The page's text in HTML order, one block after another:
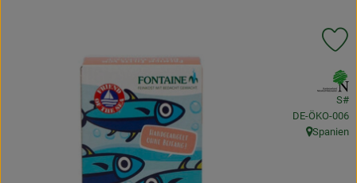
Regionales
Frischetheke
Natukostwaren
, Verband:
S#
, Kontrollstelle:
DE-ÖKO-006
, Herkunft:
Spanien